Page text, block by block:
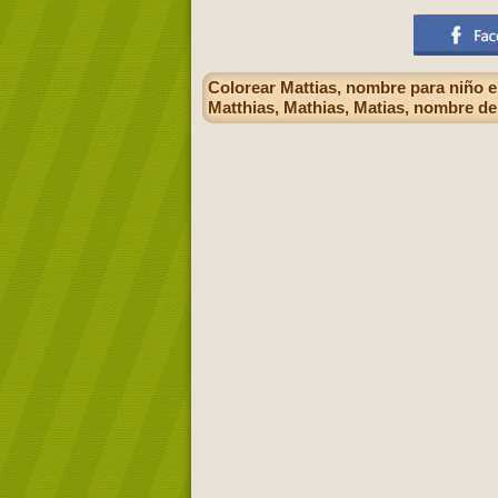
Colorear Mattias, nombre para niño
Matthias, Mathias, Matias, nombre